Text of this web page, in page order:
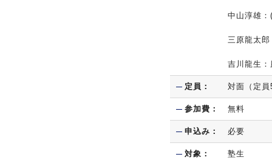
中山淳雄
三原龍太
吉川龍生
定員： 対面（定
参加費： 無料
申込み： 必要
対象： 塾生